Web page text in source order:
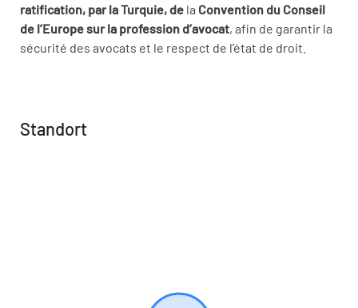
ratification, par la Turquie, de la Convention du Conseil
de l’Europe sur la profession d’avocat, afin de garantir la
sécurité des avocats et le respect de l’état de droit.
Standort